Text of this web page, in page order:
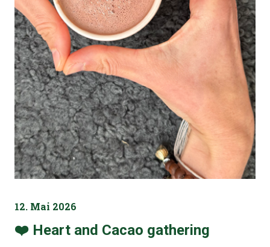
12. Mai 2026
❤️ Heart and Cacao gathering